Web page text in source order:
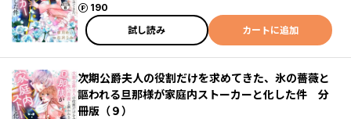
190
ポイント
試し読み
カートに追加
次期公爵夫人の役割だけを求めてきた、氷の薔薇と
謳われる旦那様が家庭内ストーカーと化した件 分
冊版（９）